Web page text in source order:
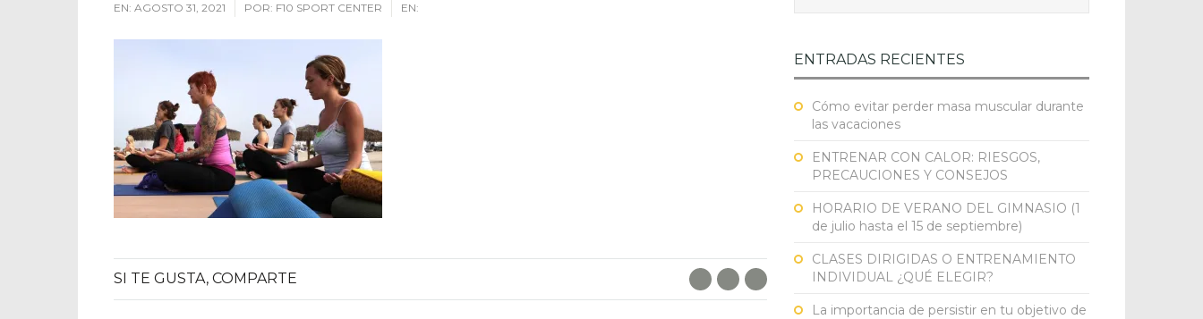
EN: AGOSTO 31, 2021 POR: F10 SPORT CENTER EN:
SI TE GUSTA, COMPARTE Facebook
Twitter
ENTRADAS RECIENTES
Cómo evitar perder masa muscular durante
las vacaciones
ENTRENAR CON CALOR: RIESGOS,
PRECAUCIONES Y CONSEJOS
HORARIO DE VERANO DEL GIMNASIO (1
de julio hasta el 15 de septiembre)
CLASES DIRIGIDAS O ENTRENAMIENTO
INDIVIDUAL ¿QUÉ ELEGIR?
La importancia de persistir en tu objetivo de